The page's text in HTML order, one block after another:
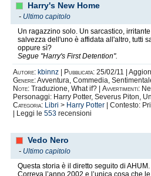
Harry's New Home
- Ultimo capitolo
Un ragazzino solo. Un sarcastico,
salvezza dell'uno è affidata all'altro, tutti
oppure sì?
Segue "Harry's First Detention".
Autore: kbinnz Pubblicata: 25/02/11 |
Genere:Avventura, Commedia,
Note: Traduzione, What if? | Avvertimenti:
Personaggi: Harry Potter, Severus Piton,
Categoria: Libri > Harry Potter | Contesto:
| Leggi le 553 recensioni
Vedo Nero
- Ultimo capitolo
Questa storia è il diretto seguito di AHUM.
Correva l’anno 2002 e l’unica cosa che